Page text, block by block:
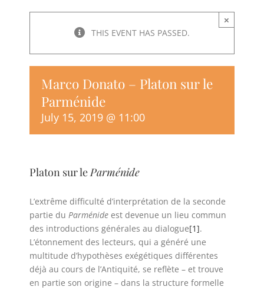
×
THIS EVENT HAS PASSED.
Marco Donato – Platon sur le
Parménide
July 15, 2019 @ 11:00
Platon sur leParménide
L’extrême difficulté d’interprétation de la seconde
partie du Parménide est devenue un lieu commun
des introductions générales au dialogue[1].
L’étonnement des lecteurs, qui a généré une
multitude d’hypothèses exégétiques différentes
déjà au cours de l’Antiquité, se reflète – et trouve
en partie son origine – dans la structure formelle